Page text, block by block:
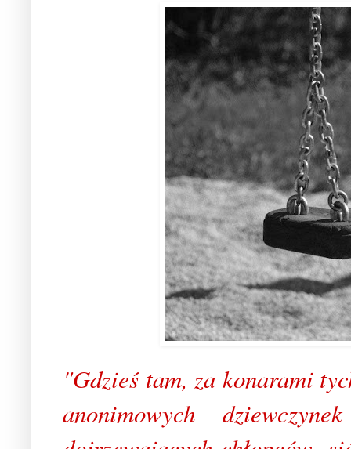
"Gdzieś tam, za konarami
anonimowych